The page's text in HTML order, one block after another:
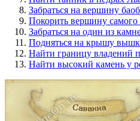
Забраться на вершину
Покорить вершину
Забраться на один из
Подняться на крышу
Найти границу владений
Найти высокий камень у